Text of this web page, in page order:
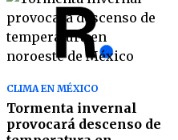
CLIMA EN MÉXICO
Tormenta invernal
provocará descenso de